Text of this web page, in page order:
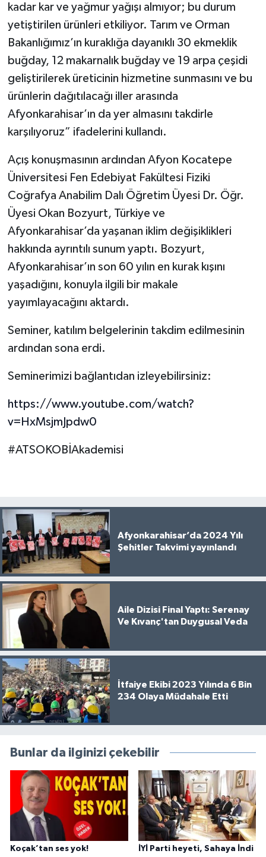
kadar kar ve yağmur yağışı almıyor; bu durum
yetiştirilen ürünleri etkiliyor. Tarım ve Orman
Bakanlığımız’ın kuraklığa dayanıklı 30 ekmeklik
buğday, 12 makarnalık buğday ve 19 arpa çeşidi
geliştirilerek üreticinin hizmetine sunmasını ve bu
ürünlerin dağıtılacağı iller arasında
Afyonkarahisar’ın da yer almasını takdirle
karşılıyoruz” ifadelerini kullandı.
Açış konuşmasının ardından Afyon Kocatepe
Üniversitesi Fen Edebiyat Fakültesi Fiziki
Coğrafya Anabilim Dalı Öğretim Üyesi Dr. Öğr.
Üyesi Okan Bozyurt, Türkiye ve
Afyonkarahisar’da yaşanan iklim değişiklikleri
hakkında ayrıntılı sunum yaptı. Bozyurt,
Afyonkarahisar’ın son 60 yılın en kurak kışını
yaşadığını, konuyla ilgili bir makale
yayımlayacağını aktardı.
Seminer, katılım belgelerinin takdim edilmesinin
ardından sona erdi.
Seminerimizi bağlantıdan izleyebilirsiniz:
https://www.youtube.com/watch?
v=HxMsjmJpdw0
#ATSOKOBİAkademisi
Afyonkarahisar’da 2024 Yılı
Şehitler Takvimi yayınlandı
Aile Dizisi Final Yaptı: Serenay
Ve Kıvanç'tan Duygusal Veda
İtfaiye Ekibi 2023 Yılında 6 Bin
234 Olaya Müdahale Etti
Bunlar da ilginizi çekebilir
Koçak’tan ses yok! İYİ Parti heyeti, Sahaya İndi